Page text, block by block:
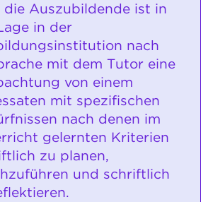
die Auszubildende ist in
in der
nach
mit dem Tutor eine
von einem
mit spezifischen
nach denen im
gelernten Kriterien
zu planen,
und schriftlich